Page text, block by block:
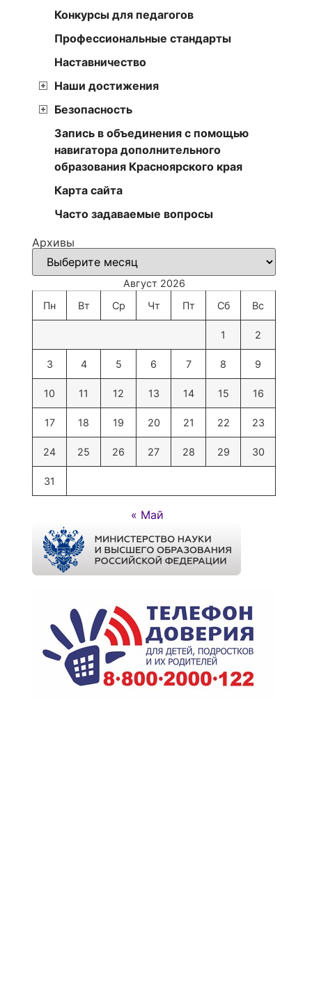
Конкурсы для педагогов
Профессиональные стандарты
Наставничество
Наши достижения
Безопасность
Запись в объединения с помощью
навигатора дополнительного
образования Красноярского края
Карта сайта
Часто задаваемые вопросы
Архивы
Август 2026
Пн
Вт Ср Чт Пт Сб Вс
1 2
3 4 5 6 7 8 9
10 11 12 13 14 15 16
17 18 19 20 21 22 23
24 25 26 27 28 29 30
31
« Май